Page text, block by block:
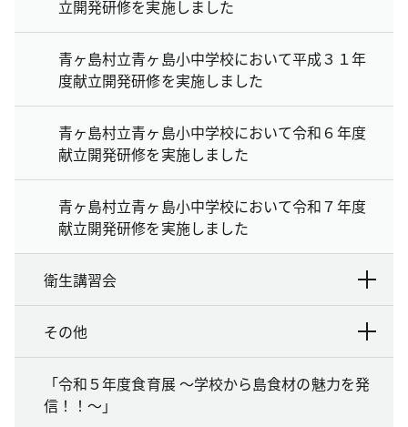
立開発研修を実施しました
青ヶ島村立青ヶ島小中学校において平成３１年
度献立開発研修を実施しました
青ヶ島村立青ヶ島小中学校において令和６年度
献立開発研修を実施しました
青ヶ島村立青ヶ島小中学校において令和７年度
献立開発研修を実施しました
衛生講習会
その他
「令和５年度食育展 ～学校から島食材の魅力を発
信！！～」